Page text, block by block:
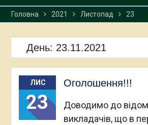
Головна 2021 Листопад 23
День: 23.11.2021
ЛИС
23
Оголошення!!!
Доводимо до
викладачів, що в